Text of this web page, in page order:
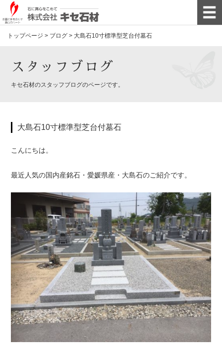
トップページ > ブログ > 大島石10寸標準型芝台付墓石
スタッフブログ
キセ石材のスタッフブログのページです。
大島石10寸標準型芝台付墓石
こんにちは。
最近人気の国内産銘石・愛媛県産・大島石のご紹介です。